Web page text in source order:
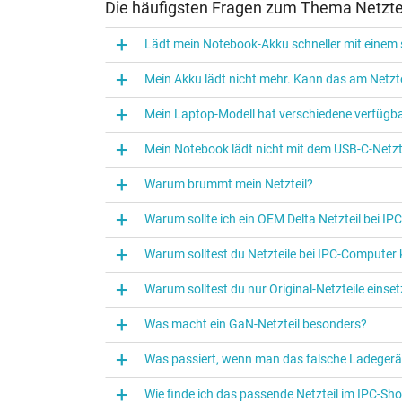
ACER Z Serie, div. ACER Travelmate und
ASUS AIO PC-Systeme, EEE-Top Serie, G20,
Clevo V15x, V175x, NH7xx, W87x,
Gigabyte: G5, G7, Aero 150x, P35 u.v.m.
HP Pavillion ZX5000 u.v.m.
Medion Erazer, X7817, X6817, X7815, X7820,
Schenker: XMG Focus, XGM-Core, XGM-Pro,
Tomfang: GK7CP6R, GK5CP6V, GM7MG0R,
Kategorisierung
Kategorie
Verwendung
Die häufigsten Fragen zum Thema
Lädt mein Notebook-Akku schneller mit einem
Mein Akku lädt nicht mehr. Kann das am
Mein Laptop-Modell hat verschiedene
Mein Notebook lädt nicht mit dem USB-C-
Warum brummt mein Netzteil?
Warum sollte ich ein OEM Delta Netzteil bei
Warum solltest du Netzteile bei IPC‑Computer
Warum solltest du nur Original-Netzteile
Was macht ein GaN-Netzteil besonders?
Was passiert, wenn man das falsche
Wie finde ich das passende Netzteil im IPC-